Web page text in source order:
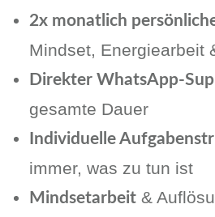
2x monatlich
Mindset, Energiearbeit
Direkter WhatsApp-
gesamte Dauer
Individuelle
immer, was zu tun ist
Mindsetarbeit &